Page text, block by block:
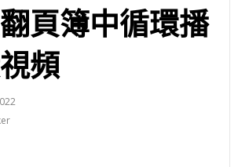
頁簿中循環播
頻